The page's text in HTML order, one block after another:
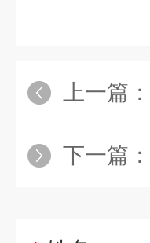
上一篇：
下一篇：